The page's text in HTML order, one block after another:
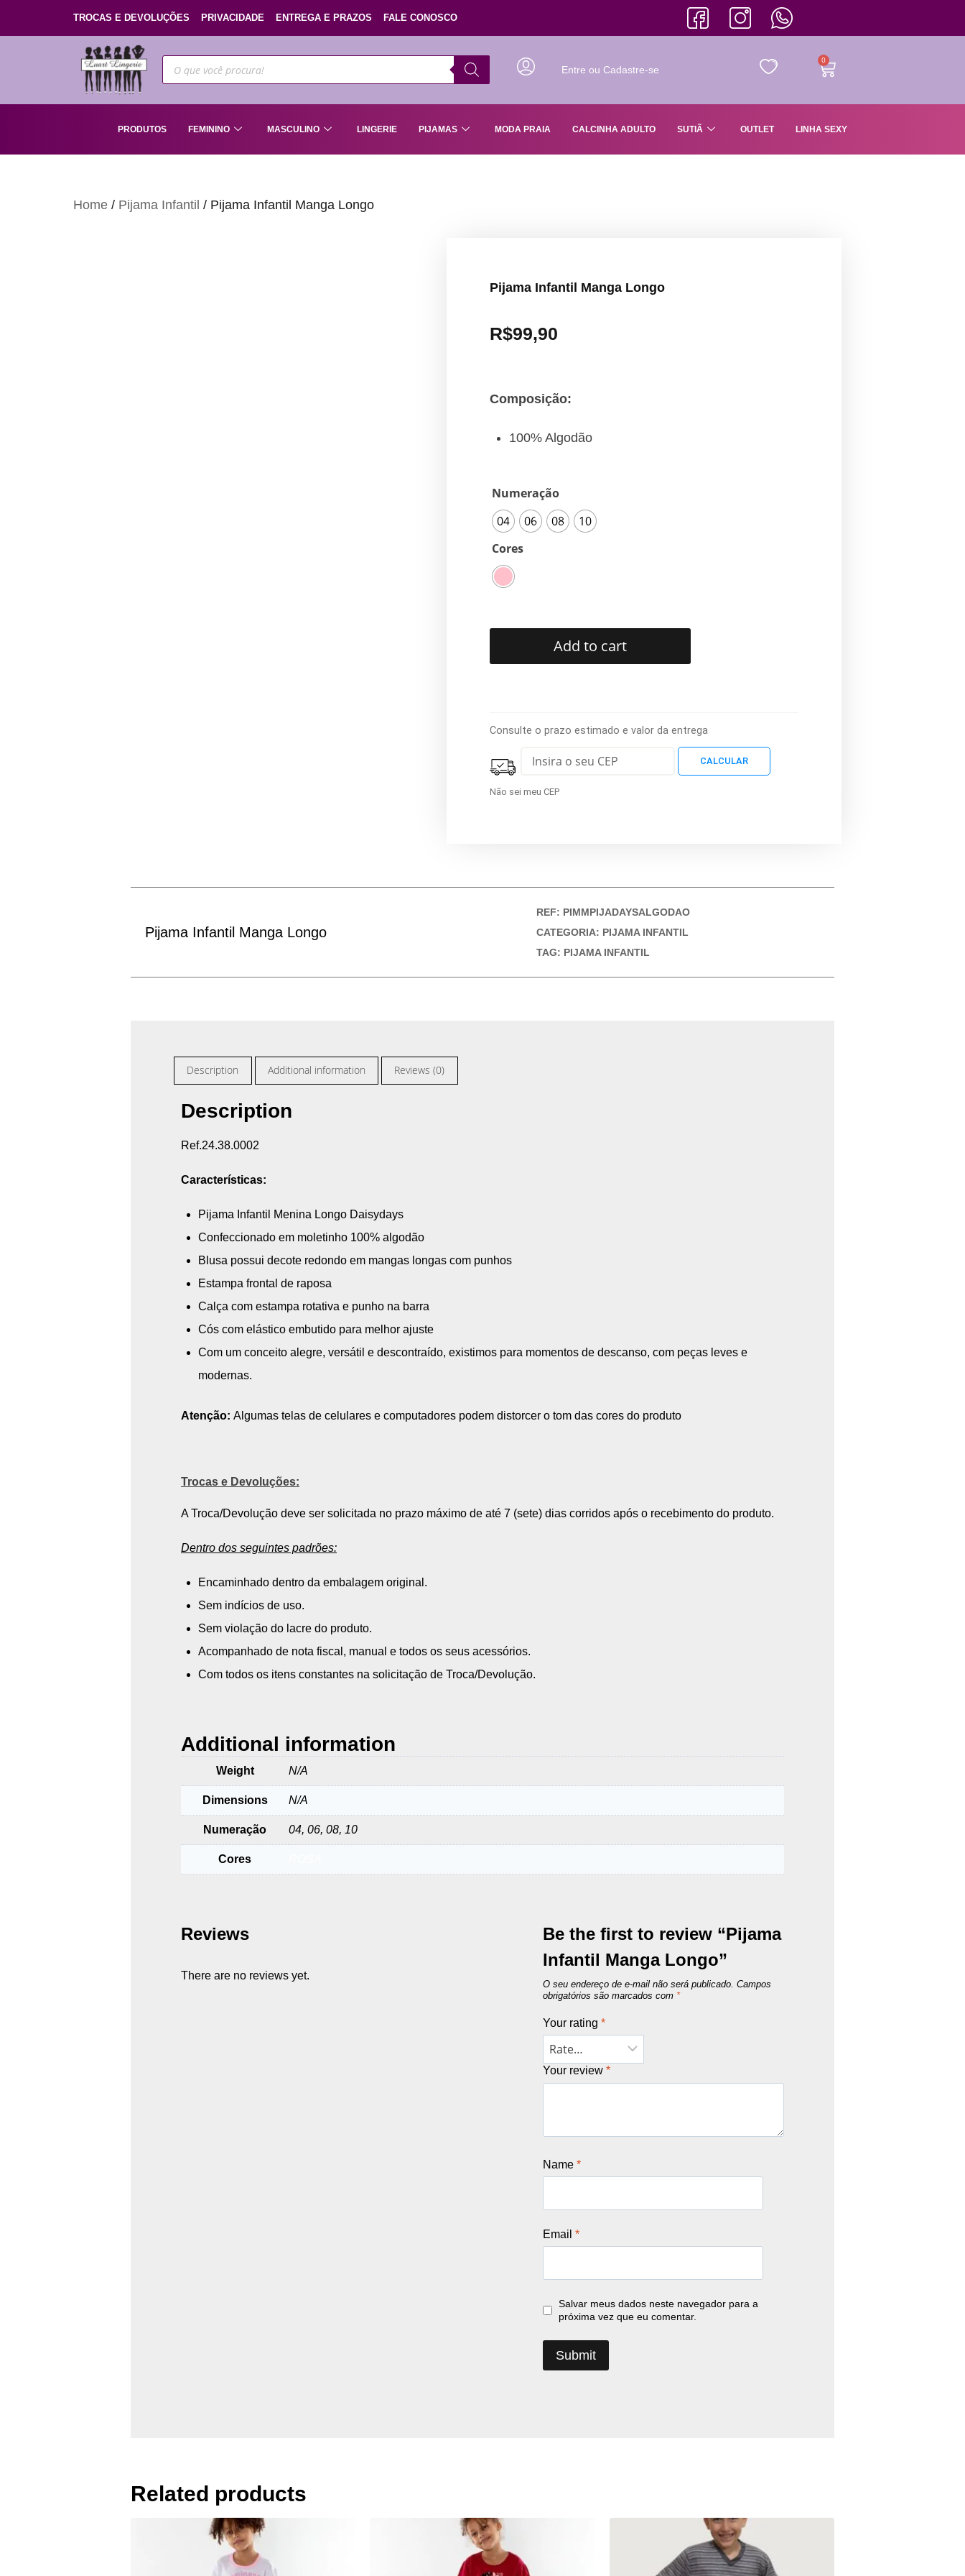
TROCAS E DEVOLUÇÕES PRIVACIDADE ENTREGA E PRAZOS FALE CONOSCO
Entre ou Cadastre-se
0
PRODUTOS FEMININO MASCULINO LINGERIE PIJAMAS MODA PRAIA CALCINHA ADULTO SUTIÃ OUTLET LINHA SEXY
Home / Pijama Infantil / Pijama Infantil Manga Longo
Pijama Infantil Manga Longo
R$99,90
Composição:
100% Algodão
Numeração
04
06 08
10
Cores
Add to cart
Consulte o prazo estimado e valor da entrega
Não sei meu CEP
Pijama Infantil Manga Longo
REF: PIMMPIJADAYSALGODAO
CATEGORIA: PIJAMA INFANTIL
TAG: PIJAMA INFANTIL
Description Additional information Reviews (0)
Description
Ref.24.38.0002
Características:
Pijama Infantil Menina Longo Daisydays
Confeccionado em moletinho 100% algodão
Blusa possui decote redondo em mangas longas com punhos
Estampa frontal de raposa
Calça com estampa rotativa e punho na barra
Cós com elástico embutido para melhor ajuste
Com um conceito alegre, versátil e descontraído, existimos para momentos de descanso, com peças leves e
modernas.
Atenção: Algumas telas de celulares e computadores podem distorcer o tom das cores do produto
Trocas e Devoluções:
A Troca/Devolução deve ser solicitada no prazo máximo de até 7 (sete) dias corridos após o recebimento do produto.
Dentro dos seguintes padrões:
Encaminhado dentro da embalagem original.
Sem indícios de uso.
Sem violação do lacre do produto.
Acompanhado de nota fiscal, manual e todos os seus acessórios.
Com todos os itens constantes na solicitação de Troca/Devolução.
Additional information
Weight N/A
Dimensions N/A
Numeração 04, 06, 08, 10
Cores
Reviews
There are no reviews yet.
Be the first to review “Pijama
Infantil Manga Longo”
O seu endereço de e-mail não será publicado. Campos
obrigatórios são marcados com *
Your rating *
Your review *
Name *
Email *
Salvar meus dados neste navegador para a
próxima vez que eu comentar.
Related products